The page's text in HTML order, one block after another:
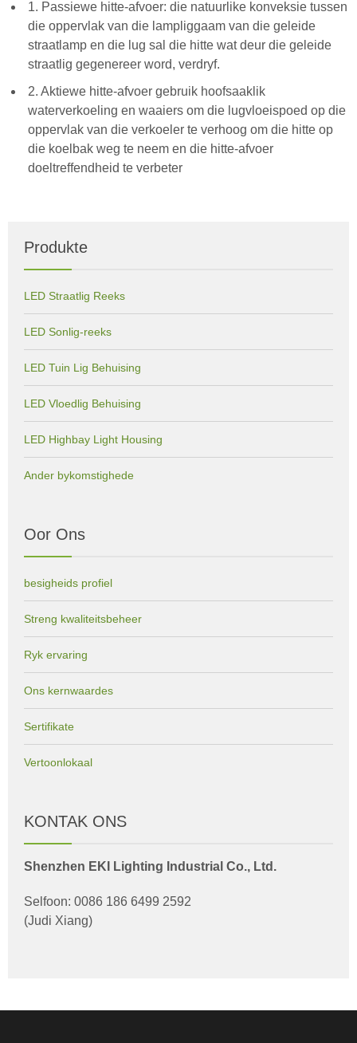
1. Passiewe hitte-afvoer: die natuurlike konveksie tussen
die oppervlak van die lampliggaam van die geleide
straatlamp en die lug sal die hitte wat deur die geleide
straatlig gegenereer word, verdryf.
2. Aktiewe hitte-afvoer gebruik hoofsaaklik
waterverkoeling en waaiers om die lugvloeispoed op die
oppervlak van die verkoeler te verhoog om die hitte op
die koelbak weg te neem en die hitte-afvoer
doeltreffendheid te verbeter
Produkte
LED Straatlig Reeks
LED Sonlig-reeks
LED Tuin Lig Behuising
LED Vloedlig Behuising
LED Highbay Light Housing
Ander bykomstighede
Oor Ons
besigheids profiel
Streng kwaliteitsbeheer
Ryk ervaring
Ons kernwaardes
Sertifikate
Vertoonlokaal
KONTAK ONS
Shenzhen EKI Lighting Industrial Co., Ltd.
Selfoon: 0086 186 6499 2592
(Judi Xiang)